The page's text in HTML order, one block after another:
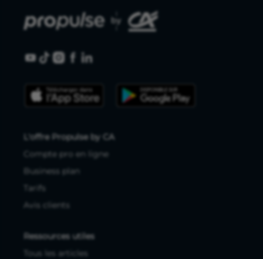
L'offre Propulse by CA
Compte pro en ligne
Business plan
Tarifs
Avis clients
Ressources utiles
Tous les articles